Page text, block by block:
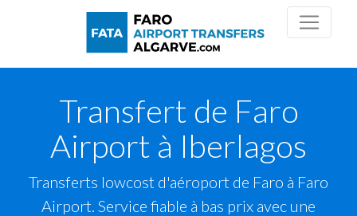
Transfert de Faro
Airport à Iberlagos
Transferts lowcost d'aéroport de Faro à Faro
Airport. Service fiable à bas prix avec une